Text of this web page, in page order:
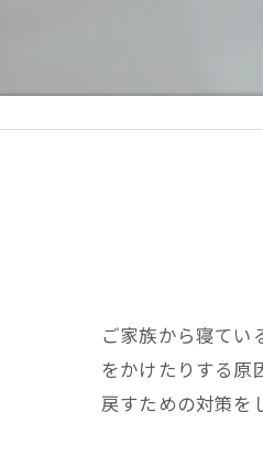
ご家族から寝て
をかけたりする原
戻すための対策を